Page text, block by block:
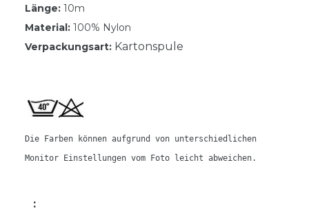
Länge: 10m
Material: 100% Nylon
Verpackungsart: Kartonspule
Die Farben können aufgrund von unterschiedlichen
Monitor Einstellungen vom Foto leicht abweichen.
: